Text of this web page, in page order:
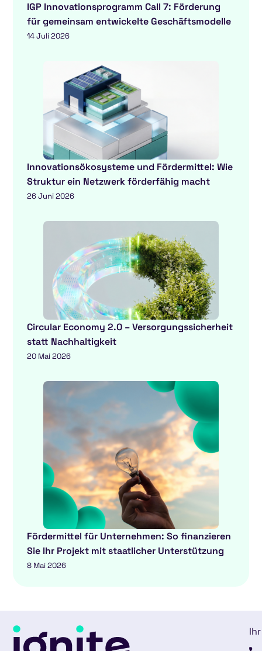
IGP Innovationsprogramm Call 7: Förderung
für gemeinsam entwickelte Geschäftsmodelle
14 Juli 2026
Innovationsökosysteme und Fördermittel: Wie
Struktur ein Netzwerk förderfähig macht
26 Juni 2026
Circular Economy 2.0 – Versorgungssicherheit
statt Nachhaltigkeit
20 Mai 2026
Fördermittel für Unternehmen: So finanzieren
Sie Ihr Projekt mit staatlicher Unterstützung
8 Mai 2026